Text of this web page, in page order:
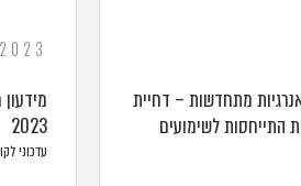
מתחדשות – דחיית
התייחסות לשימועים
2023
עדכוני